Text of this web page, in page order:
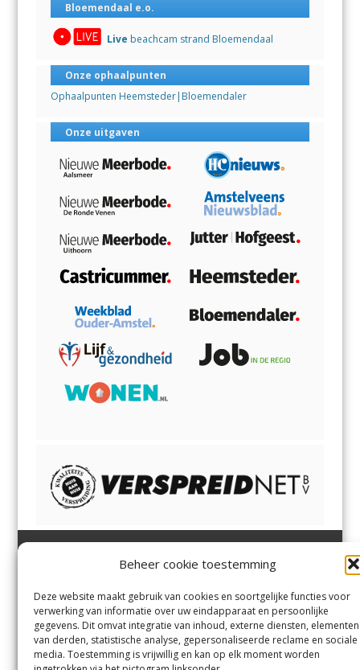
Beheer cookie toestemming
Deze website maakt gebruik van cookies en soortgelijke functies voor
verwerking van informatie over uw eindapparaat en persoonlijke
gegevens. Dit omvat integratie van inhoud, externe diensten, elementen
van derden, statistische analyse, gepersonaliseerde reclame en sociale
media. Toestemming is vrijwillig en kan op elk moment worden
Bloemendaal e.o.
Live beachcam strand Bloemendaal
Onze ophaalpunten
Ophaalpunten Heemsteder|Bloemendaler
Onze uitgaven
Margadantstraat 34
1976 DN IJmuiden
023-8200170
info@heemsteder.nl
info@bloemendaler.nl
Bennebroek,Vogelenzang,
OverveenenAerdenhout
Contact